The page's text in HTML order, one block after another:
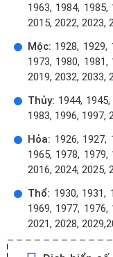
1963, 1984, 1985,
2015, 2022, 2023,
Mộc: 1928, 1929,
1973, 1980, 1981,
2019, 2032, 2033,
Thủy: 1944,
1983, 1996, 1997,
Hỏa: 1926, 1927,
1965, 1978, 1979,
2016, 2024, 2025,
Thổ: 1930, 1931,
1969, 1977, 1976,
2021, 2028,